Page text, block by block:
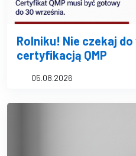
Rolniku! Nie czekaj
certyfikacją QMP
05.08.2026